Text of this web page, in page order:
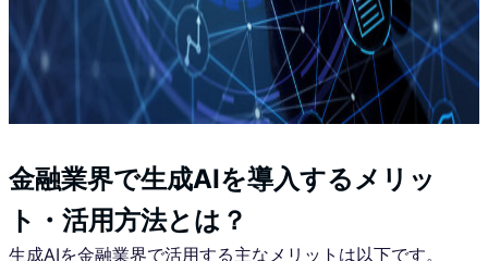
金融業界で生成AIを導入するメリッ
ト・活用方法とは？
生成AIを金融業界で活用する主なメリットは以下です。